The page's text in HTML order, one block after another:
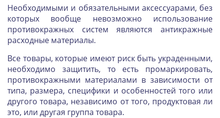
Необходимыми и обязательными аксессуарами, без
которых вообще невозможно использование
противокражных систем являются антикражные
расходные материалы.
Все товары, которые имеют риск быть украденными,
необходимо защитить, то есть промаркировать,
противокражными материалами в зависимости от
типа, размера, специфики и особенностей того или
другого товара, независимо от того, продуктовая ли
это, или другая группа товара.